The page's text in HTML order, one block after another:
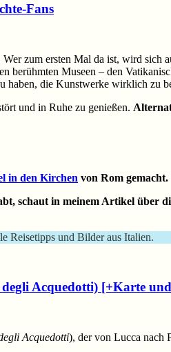
Fans
zum ersten Mal da ist, wird
Museen – den
haben, die Kunstwerke wirklich zu
und in Ruhe zu genießen.
in den Kirchen von Rom gemacht.
schaut in meinem Artikel über
Reisetipps und Bilder aus Italien.
Acquedotti) [+Karte
Acquedotti), der von Lucca nach